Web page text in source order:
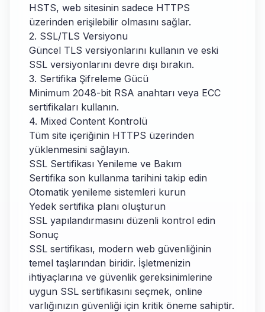
HSTS, web sitesinin sadece HTTPS
üzerinden erişilebilir olmasını sağlar.
2. SSL/TLS Versiyonu
Güncel TLS versiyonlarını kullanın ve eski
SSL versiyonlarını devre dışı bırakın.
3. Sertifika Şifreleme Gücü
Minimum 2048-bit RSA anahtarı veya ECC
sertifikaları kullanın.
4. Mixed Content Kontrolü
Tüm site içeriğinin HTTPS üzerinden
yüklenmesini sağlayın.
SSL Sertifikası Yenileme ve Bakım
Sertifika son kullanma tarihini takip edin
Otomatik yenileme sistemleri kurun
Yedek sertifika planı oluşturun
SSL yapılandırmasını düzenli kontrol edin
Sonuç
SSL sertifikası, modern web güvenliğinin
temel taşlarından biridir. İşletmenizin
ihtiyaçlarına ve güvenlik gereksinimlerine
uygun SSL sertifikasını seçmek, online
varlığınızın güvenliği için kritik öneme sahiptir.